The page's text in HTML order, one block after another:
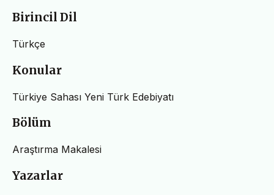
Birincil Dil
Türkçe
Konular
Türkiye Sahası Yeni Türk Edebiyatı
Bölüm
Araştırma Makalesi
Yazarlar